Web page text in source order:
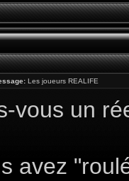
Les joueurs REALIFE
vous un
avez